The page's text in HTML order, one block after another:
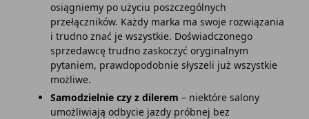
osiągniemy po użyciu poszczególnych
przełączników. Każdy marka ma swoje rozwiązania
i trudno znać je wszystkie. Doświadczonego
sprzedawcę trudno zaskoczyć oryginalnym
pytaniem, prawdopodobnie słyszeli już wszystkie
możliwe.
Samodzielnie czy z dilerem – niektóre salony
umożliwiają odbycie jazdy próbnej bez